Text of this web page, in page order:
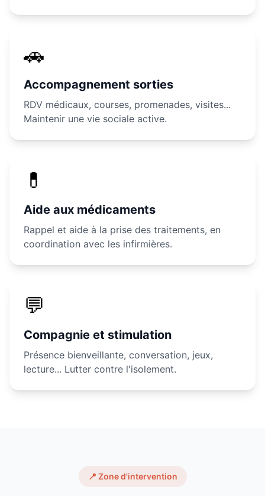
🚗
Accompagnement sorties
RDV médicaux, courses, promenades, visites...
Maintenir une vie sociale active.
💊
Aide aux médicaments
Rappel et aide à la prise des traitements, en
coordination avec les infirmières.
💬
Compagnie et stimulation
Présence bienveillante, conversation, jeux,
lecture... Lutter contre l'isolement.
📍 Zone d'intervention